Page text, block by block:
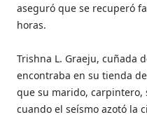
aseguró que se recuperó
horas.
Trishna L. Graeju, cuñada
encontraba en su tienda
que su marido,
cuando el seísmo azotó la